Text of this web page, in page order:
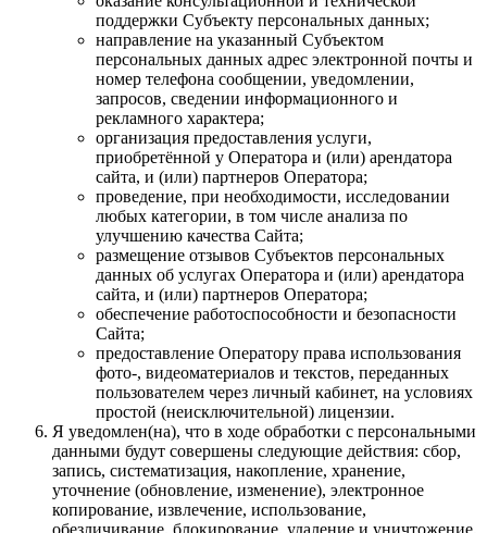
поддержки Субъекту персональных данных;
направление на указанный Субъектом
персональных данных адрес электронной почты и
номер телефона сообщении, уведомлении,
запросов, сведении информационного и
рекламного характера;
организация предоставления услуги,
приобретённой у Оператора и (или) арендатора
сайта, и (или) партнеров Оператора;
проведение, при необходимости, исследовании
любых категории, в том числе анализа по
улучшению качества Сайта;
размещение отзывов Субъектов персональных
данных об услугах Оператора и (или) арендатора
сайта, и (или) партнеров Оператора;
обеспечение работоспособности и безопасности
Сайта;
предоставление Оператору права использования
фото-, видеоматериалов и текстов, переданных
пользователем через личный кабинет, на условиях
простой (неисключительной) лицензии.
Я уведомлен(на), что в ходе обработки с персональными
данными будут совершены следующие действия: сбор,
запись, систематизация, накопление, хранение,
уточнение (обновление, изменение), электронное
копирование, извлечение, использование,
обезличивание, блокирование, удаление и уничтожение,